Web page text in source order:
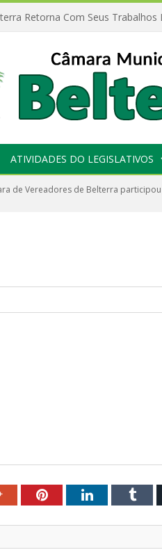
ATIVIDADES DO LEGISLATIVOS
de Vereadores de Belterra
Google+PinterestLinkedIn